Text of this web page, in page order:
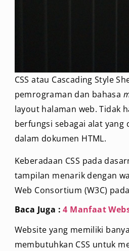
CSS atau Cascading Style
pemrograman dan bahasa
layout halaman web. Tidak
berfungsi sebagai alat
dalam dokumen HTML.
Keberadaan CSS pada
tampilan menarik dengan
Web Consortium (W3C)
Baca Juga :4 Manfaat
Website yang memiliki
membutuhkan CSS untuk